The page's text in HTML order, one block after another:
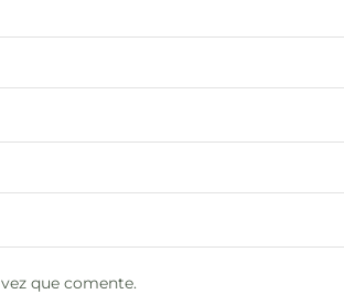
que comente.